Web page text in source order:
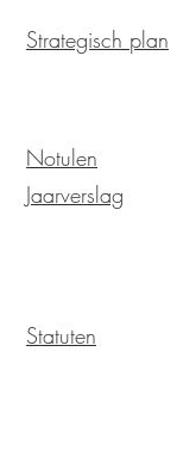
Strategisch plan
Notulen
Jaarverslag
Statuten